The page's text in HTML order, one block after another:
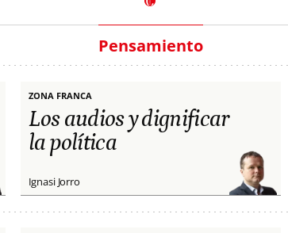
Pensamiento
ZONA FRANCA
Los audios y dignificar
la política
Ignasi Jorro